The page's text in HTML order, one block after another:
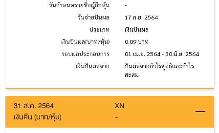
วันกำหนดรายชื่อผู้ถือหุ้น
-
วันจ่ายปันผล
17 ก.ย. 2564
ประเภท
เงินปันผล
เงินปันผล(บาท/หุ้น)
0.09 บาท
รอบผลประกอบการ
01 เม.ย. 2564 - 30 มิ.ย. 2564
เงินปันผลจาก
ปันผลจากกำไรสุทธิและกำไร
สะสม
31 ส.ค. 2564
XN
เงินคืน (บาท/หุ้น)
-